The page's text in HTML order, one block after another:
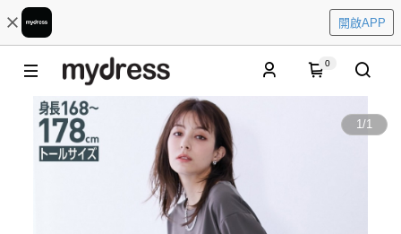
開啟APP
0
1/1